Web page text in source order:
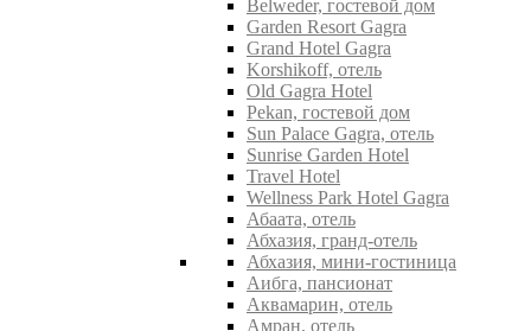
Belweder, гостевой дом
Garden Resort Gagra
Grand Hotel Gagra
Korshikoff, отель
Old Gagra Hotel
Pekan, гостевой дом
Sun Palace Gagra, отель
Sunrise Garden Hotel
Travel Hotel
Wellness Park Hotel Gagra
Абаата, отель
Абхазия, гранд-отель
Абхазия, мини-гостиница
Аибга, пансионат
Аквамарин, отель
Амран, отель